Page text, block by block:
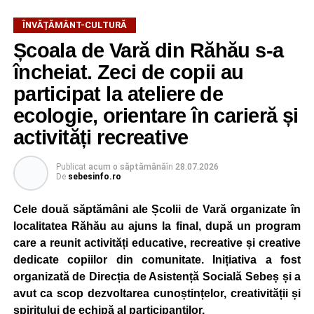
ÎNVĂȚĂMÂNT-CULTURĂ
Școala de Vară din Răhău s-a
încheiat. Zeci de copii au
participat la ateliere de
ecologie, orientare în carieră și
activități recreative
Publicat acum o săptămânăîn 28.07.2026
De sebesinfo.ro
Cele două săptămâni ale Școlii de Vară organizate în
localitatea Răhău au ajuns la final, după un program
care a reunit activități educative, recreative și creative
dedicate copiilor din comunitate. Inițiativa a fost
organizată de Direcția de Asistență Socială Sebeș și a
avut ca scop dezvoltarea cunoștințelor, creativității și
spiritului de echipă al participanților.